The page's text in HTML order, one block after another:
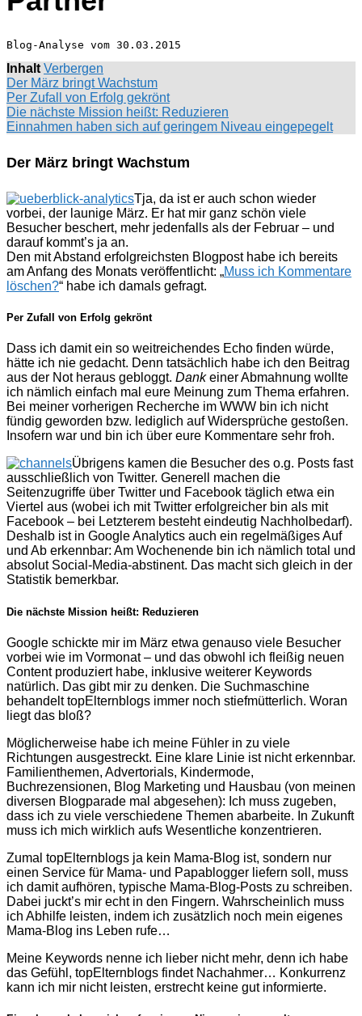
Blog-Analyse vom 30.03.2015
Inhalt Verbergen
Der März bringt Wachstum
Per Zufall von Erfolg gekrönt
Die nächste Mission heißt: Reduzieren
Einnahmen haben sich auf geringem Niveau eingepegelt
Der März bringt Wachstum
Tja, da ist er auch schon wieder
vorbei, der launige März. Er hat mir ganz schön viele
Besucher beschert, mehr jedenfalls als der Februar – und
darauf kommt’s ja an.
Den mit Abstand erfolgreichsten Blogpost habe ich bereits
am Anfang des Monats veröffentlicht: „Muss ich Kommentare
löschen?“ habe ich damals gefragt.
Per Zufall von Erfolg gekrönt
Dass ich damit ein so weitreichendes Echo finden würde,
hätte ich nie gedacht. Denn tatsächlich habe ich den Beitrag
aus der Not heraus gebloggt. Dankeiner Abmahnung wollte
ich nämlich einfach mal eure Meinung zum Thema erfahren.
Bei meiner vorherigen Recherche im WWW bin ich nicht
fündig geworden bzw. lediglich auf Widersprüche gestoßen.
Insofern war und bin ich über eure Kommentare sehr froh.
Übrigens kamen die Besucher des o.g. Posts fast
ausschließlich von Twitter. Generell machen die
Seitenzugriffe über Twitter und Facebook täglich etwa ein
Viertel aus (wobei ich mit Twitter erfolgreicher bin als mit
Facebook – bei Letzterem besteht eindeutig Nachholbedarf).
Deshalb ist in Google Analytics auch ein regelmäßiges Auf
und Ab erkennbar: Am Wochenende bin ich nämlich total und
absolut Social-Media-abstinent. Das macht sich gleich in der
Statistik bemerkbar.
Die nächste Mission heißt: Reduzieren
Google schickte mir im März etwa genauso viele Besucher
vorbei wie im Vormonat – und das obwohl ich fleißig neuen
Content produziert habe, inklusive weiterer Keywords
natürlich. Das gibt mir zu denken. Die Suchmaschine
behandelt topElternblogs immer noch stiefmütterlich. Woran
liegt das bloß?
Möglicherweise habe ich meine Fühler in zu viele
Richtungen ausgestreckt. Eine klare Linie ist nicht erkennbar.
Familienthemen, Advertorials, Kindermode,
Buchrezensionen, Blog Marketing und Hausbau (von meinen
diversen Blogparade mal abgesehen): Ich muss zugeben,
dass ich zu viele verschiedene Themen abarbeite. In Zukunft
muss ich mich wirklich aufs Wesentliche konzentrieren.
Zumal topElternblogs ja kein Mama-Blog ist, sondern nur
einen Service für Mama- und Papablogger liefern soll, muss
ich damit aufhören, typische Mama-Blog-Posts zu schreiben.
Dabei juckt’s mir echt in den Fingern. Wahrscheinlich muss
ich Abhilfe leisten, indem ich zusätzlich noch mein eigenes
Mama-Blog ins Leben rufe…
Meine Keywords nenne ich lieber nicht mehr, denn ich habe
das Gefühl, topElternblogs findet Nachahmer… Konkurrenz
kann ich mir nicht leisten, erstrecht keine gut informierte.